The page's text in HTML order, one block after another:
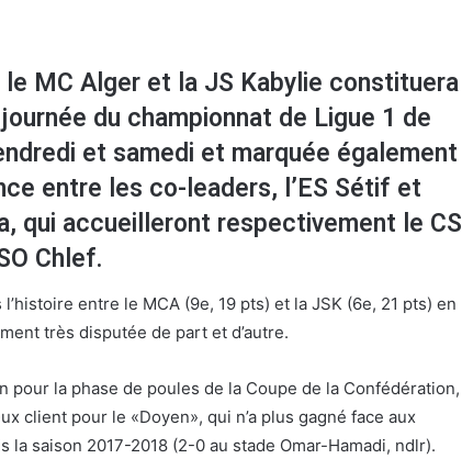
MC Alger et la JS Kabylie constituera
du championnat de Ligue 1 de
et samedi et marquée également
entre les co-leaders, l’ES Sétif et
qui accueilleront respectivement le CS
Chlef.
entre le MCA (9e, 19 pts) et la JSK (6e, 21 pts) en
très disputée de part et d’autre.
pour la phase de poules de la Coupe de la Confédération,
client pour le «Doyen», qui n’a plus gagné face aux
la saison 2017-2018 (2-0 au stade Omar-Hamadi, ndlr).